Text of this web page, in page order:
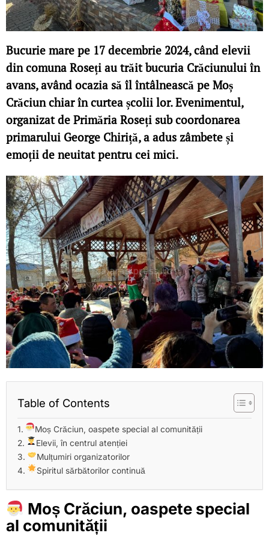
Bucurie mare pe 17 decembrie 2024, când elevii
din comuna Roseți au trăit bucuria Crăciunului în
avans, având ocazia să îl întâlnească pe Moș
Crăciun chiar în curtea școlii lor. Evenimentul,
organizat de Primăria Roseți sub coordonarea
primarului George Chiriță, a adus zâmbete și
emoții de neuitat pentru cei mici.
Table of Contents
Moș Crăciun, oaspete special al comunității
Elevii, în centrul atenției
Mulțumiri organizatorilor
Spiritul sărbătorilor continuă
Moș Crăciun, oaspete special
al comunității